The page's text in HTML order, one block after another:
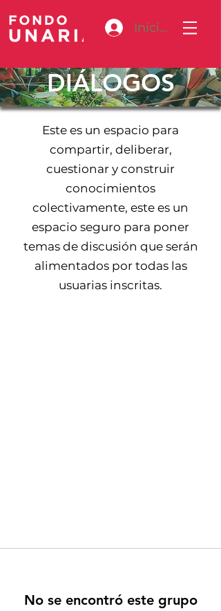
Iniciar sesión
DIÁLOGOS
Este es un espacio para
compartir, deliberar,
cuestionar y construir
conocimientos
colectivamente, este es un
espacio seguro para poner
temas de discusión que serán
alimentados por todas las
usuarias inscritas.
No se encontró este grupo